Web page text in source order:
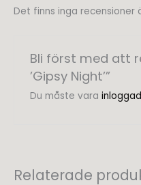
Det finns inga recensioner
Bli först med att
’Gipsy Night’”
Du måste vara inloggad
Relaterade